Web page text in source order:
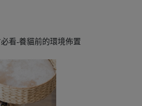
看-養貓前的環境佈置